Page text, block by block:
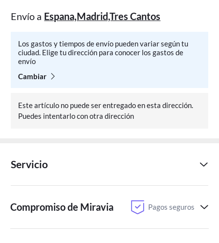
Envío a Espana,Madrid,Tres Cantos
Los gastos y tiempos de envío pueden variar según tu
ciudad. Elige tu dirección para conocer los gastos de
envío
Cambiar
Este artículo no puede ser entregado en esta dirección.
Puedes intentarlo con otra dirección
Servicio
Compromiso de Miravia Pagos seguros